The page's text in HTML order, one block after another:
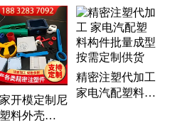
模具、塑料配件、塑料外壳、
齿轮、工业塑料齿轮、塑料齿
、塑胶配件螺母、抗压机械、
玩具外壳、输送设备、尼龙衬
、耐磨尼龙胶轴、尼龙滑轮齿
开模定制尼
料外壳
精密注塑代加工
家电汽配塑料构